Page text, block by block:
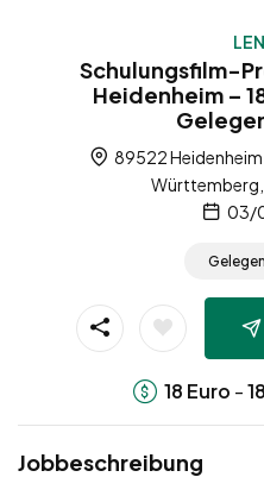
Schulungsfilm-
Heidenheim –
89522
03/
18 Euro -18
Jobbeschreibung